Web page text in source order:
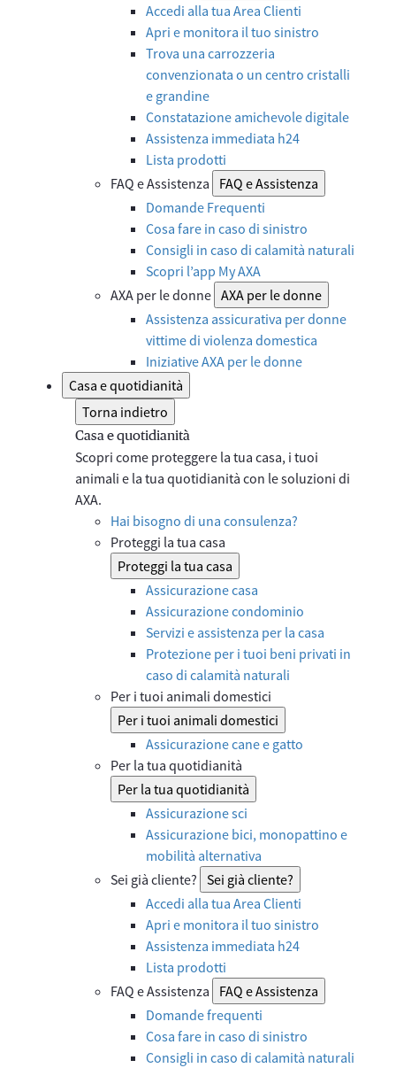
Accedi alla tua Area Clienti
Apri e monitora il tuo sinistro
Trova una carrozzeria
convenzionata o un centro cristalli
e grandine
Constatazione amichevole digitale
Assistenza immediata h24
Lista prodotti
FAQ e Assistenza
FAQ e Assistenza
Domande Frequenti
Cosa fare in caso di sinistro
Consigli in caso di calamità naturali
Scopri l’app My AXA
AXA per le donne AXA per le donne
Assistenza assicurativa per donne
vittime di violenza domestica
Iniziative AXA per le donne
Casa e quotidianità
Torna indietro
Casa e quotidianità
Scopri come proteggere la tua casa, i tuoi
animali e la tua quotidianità con le soluzioni di
AXA.
Hai bisogno di una consulenza?
Proteggi la tua casa
Proteggi la tua casa
Assicurazione casa
Assicurazione condominio
Servizi e assistenza per la casa
Protezione per i tuoi beni privati in
caso di calamità naturali
Per i tuoi animali domestici
Per i tuoi animali domestici
Assicurazione cane e gatto
Per la tua quotidianità
Per la tua quotidianità
Assicurazione sci
Assicurazione bici, monopattino e
mobilità alternativa
Sei già cliente? Sei già cliente?
Accedi alla tua Area Clienti
Apri e monitora il tuo sinistro
Assistenza immediata h24
Lista prodotti
FAQ e Assistenza
FAQ e Assistenza
Domande frequenti
Cosa fare in caso di sinistro
Consigli in caso di calamità naturali